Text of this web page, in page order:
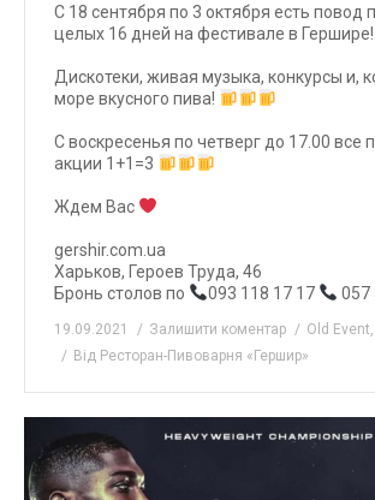
С 18 сентября по 3 октября есть повод
целых 16 дней на фестивале в Гершире!
Дискотеки, живая музыка, конкурсы и,
море вкусного пива!
С воскресенья по четверг до 17.00 все
акции 1+1=3
Ждем Вас
gershir.com.ua
Харьков, Героев Труда, 46
Бронь столов по
093 118 17 17 057
19.09.2021 Залишити коментар Old Event,
Від Ресторан-Пивоварня «Гершир»